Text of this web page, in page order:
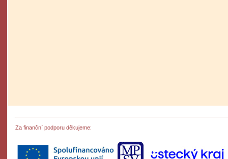
Za finanční podporu děkujeme: